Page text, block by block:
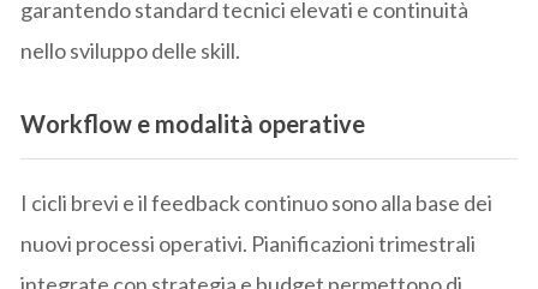
garantendo standard tecnici elevati e continuità
nello sviluppo delle skill.
Workflow e modalità operative
I cicli brevi e il feedback continuo sono alla base dei
nuovi processi operativi. Pianificazioni trimestrali